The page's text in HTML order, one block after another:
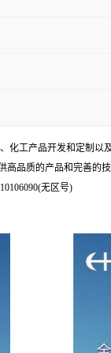
化工产品开发和定制以
品质的产品和完善的
无区号)